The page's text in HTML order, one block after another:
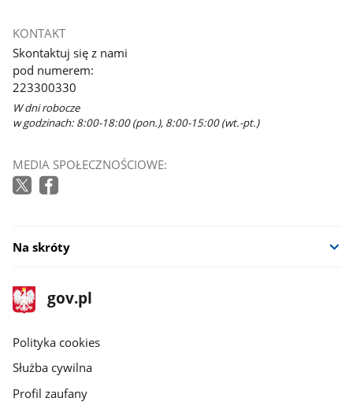
KONTAKT
Skontaktuj się z nami
pod numerem:
223300330
W dni robocze
w godzinach: 8:00-18:00 (pon.), 8:00-15:00 (wt.-pt.)
MEDIA SPOŁECZNOŚCIOWE:
Na skróty
stopka
gov.pl
Strona
gov.pl
gov.pl
Polityka cookies
Służba cywilna
Profil zaufany